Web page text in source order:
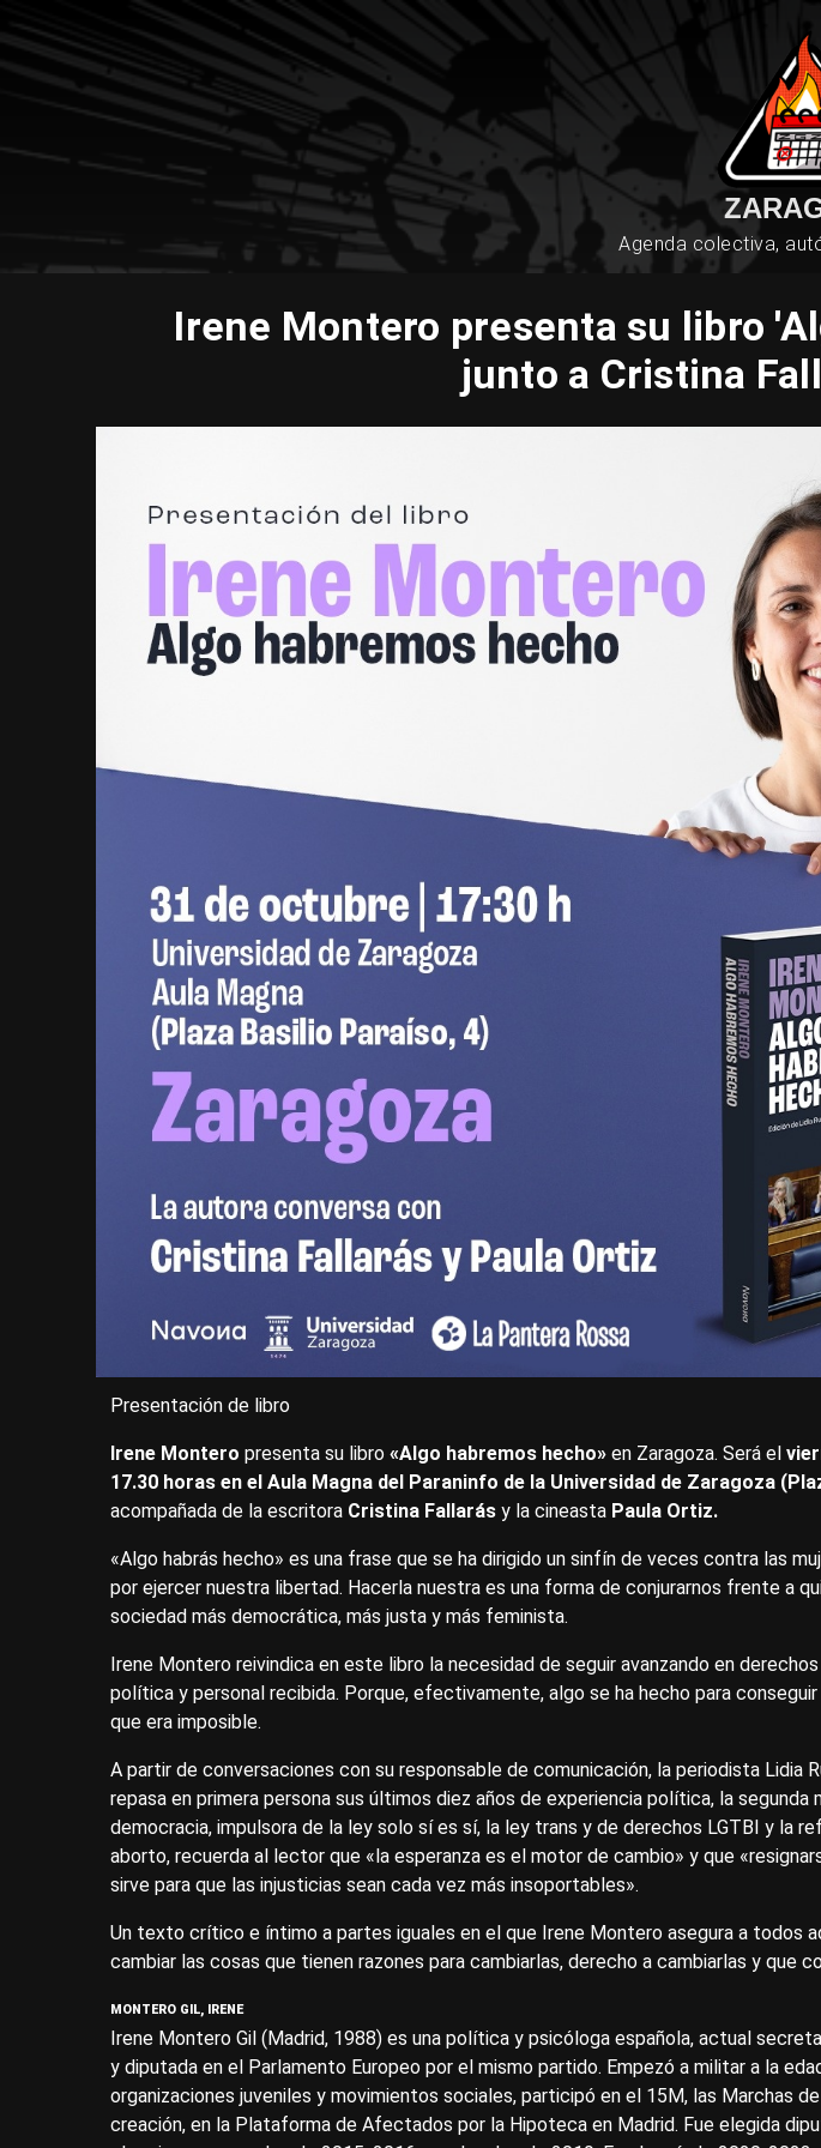
Agenda colectiva,
Irene Montero presenta su libro
junto a Cristina
Presentación de libro
Irene Montero presenta su libro «Algo habremos hecho» en Zaragoza. Será el
17.30 horas en el Aula Magna del Paraninfo de la Universidad de Zaragoza
acompañada de la escritora Cristina Fallarás y la cineasta Paula Ortiz.
«Algo habrás hecho» es una frase que se ha dirigido un sinfín de veces contra las
por ejercer nuestra libertad. Hacerla nuestra es una forma de conjurarnos frente a
sociedad más democrática, más justa y más feminista.
Irene Montero reivindica en este libro la necesidad de seguir avanzando en
política y personal recibida. Porque, efectivamente, algo se ha hecho para
que era imposible.
A partir de conversaciones con su responsable de comunicación, la periodista Lidia
repasa en primera persona sus últimos diez años de experiencia política, la segunda
democracia, impulsora de la ley solo sí es sí, la ley trans y de derechos LGTBI y la
aborto, recuerda al lector que «la esperanza es el motor de cambio» y que
sirve para que las injusticias sean cada vez más insoportables».
Un texto crítico e íntimo a partes iguales en el que Irene Montero asegura a todos
cambiar las cosas que tienen razones para cambiarlas, derecho a cambiarlas y que
MONTERO GIL, IRENE
Irene Montero Gil (Madrid, 1988) es una política y psicóloga española, actual
y diputada en el Parlamento Europeo por el mismo partido. Empezó a militar a la
organizaciones juveniles y movimientos sociales, participó en el 15M, las Marchas
creación, en la Plataforma de Afectados por la Hipoteca en Madrid. Fue elegida